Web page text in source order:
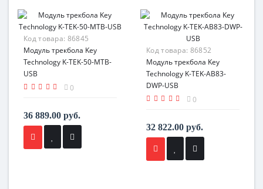
Код товара: 86845
Модуль трекбола Key
Technology K-TEK-50-MTB-
USB
0
36 889.00 руб.
Код товара: 86852
Модуль трекбола Key
Technology K-TEK-AB83-
DWP-USB
0
32 822.00 руб.